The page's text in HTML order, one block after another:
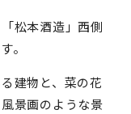
松本酒造」西側
。
建物と、菜の花
景画のような景